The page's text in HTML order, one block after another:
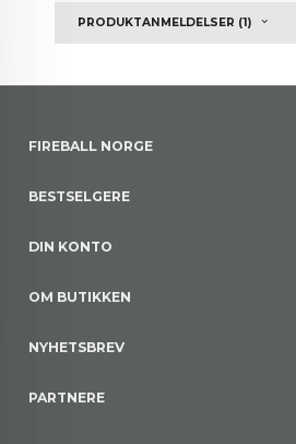
PRODUKTANMELDELSER (1)
FIREBALL NORGE
BESTSELGERE
DIN KONTO
OM BUTIKKEN
NYHETSBREV
PARTNERE